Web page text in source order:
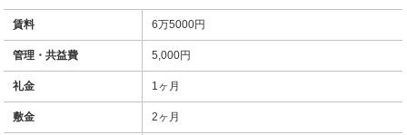
賃料 6万5000円
管理・共益費 5,000円
礼金 1ヶ月
敷金 2ヶ月